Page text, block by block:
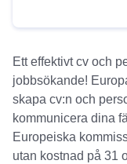
Ett effektivt cv och
jobbsökande!
skapa cv:n och
kommunicera dina
Europeiska
utan kostnad på 31